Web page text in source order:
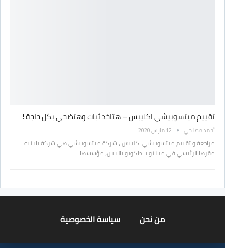
تقييم ميتسوبيشي اكليبس – هتاخد ثبات وهتضحي بكل حاجة !
أحمد مصلحي 12 مارس 2020
مراجعة و تقييم ميتسوبيشي اكليبس ، شركة ميتسوبيشي هي شركة يابانيه
مقرها الرئيسي في ميناتو بـ طكويو باليابان، مؤسسها…
من نحن سياسة الخصوصية